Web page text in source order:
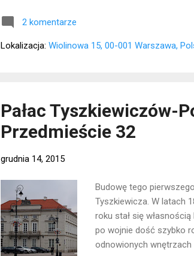
2 komentarze
Lokalizacja: Wiolinowa 15, 00-001 Warszawa,
Pałac Tyszkiewiczów-
Przedmieście 32
grudnia 14, 2015
Budowę tego
Tyszkiewicza. W latach
roku stał się
po wojnie dość szybko
odnowionych wnętrzach